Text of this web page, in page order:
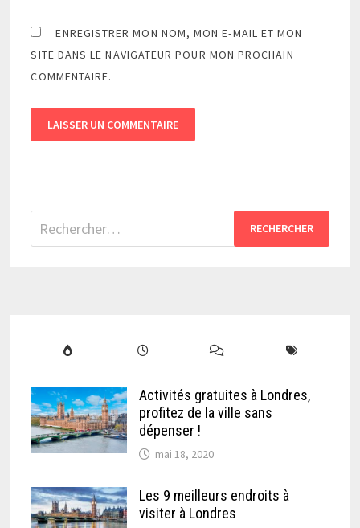
ENREGISTRER MON NOM, MON E-MAIL ET MON
SITE DANS LE NAVIGATEUR POUR MON PROCHAIN
COMMENTAIRE.
Rechercher :
Activités gratuites à Londres,
profitez de la ville sans
dépenser !
mai 18, 2020
Les 9 meilleurs endroits à
visiter à Londres